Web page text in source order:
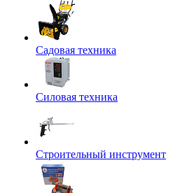
Садовая техника
Силовая техника
Строительный инструмент